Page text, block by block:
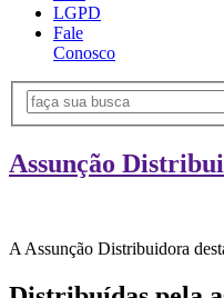
LGPD
Fale
Conosco
Assunção
A Assunção Distribuidora